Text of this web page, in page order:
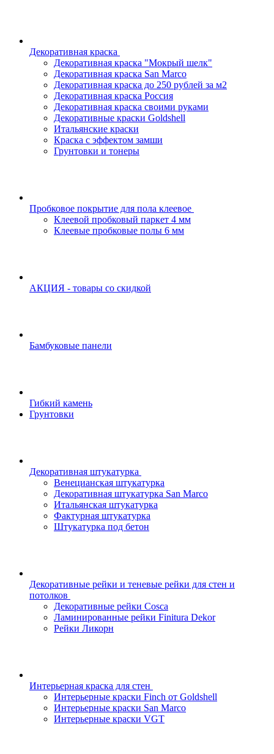
Декоративная краска
Декоративная краска "Мокрый шелк"
Декоративная краска San Marco
Декоративная краска до 250 рублей за м2
Декоративная краска Россия
Декоративная краска своими руками
Декоративные краски Goldshell
Итальянские краски
Краска с эффектом замши
Грунтовки и тонеры
Пробковое покрытие для пола клеевое
Клеевой пробковый паркет 4 мм
Клеевые пробковые полы 6 мм
АКЦИЯ - товары со скидкой
Бамбуковые панели
Гибкий камень
Грунтовки
Декоративная штукатурка
Венецианская штукатурка
Декоративная штукатурка San Marco
Итальянская штукатурка
Фактурная штукатурка
Штукатурка под бетон
Декоративные рейки и теневые рейки для стен и
потолков
Декоративные рейки Cosca
Ламинированные рейки Finitura Dekor
Рейки Ликорн
Интерьерная краска для стен
Интерьерные краски Finch от Goldshell
Интерьерные краски San Marco
Интерьерные краски VGT